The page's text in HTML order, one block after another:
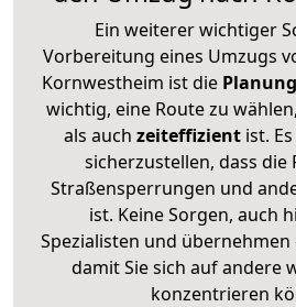
Ein weiterer wichtiger
Vorbereitung eines Umzugs
Kornwestheim ist die
wichtig, eine Route zu
als auch zeiteffizientist.
sicherzustellen, dass die
Straßensperrungen und
ist. Keine Sorgen, auch
Spezialisten und
damit Sie sich auf andere
konzentrieren